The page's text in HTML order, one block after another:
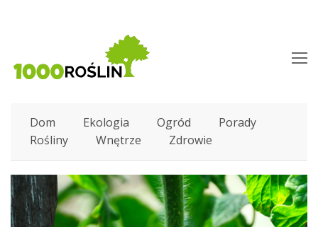
Dom Ekologia Ogród
Porady
Rośliny
Wnętrze Zdrowie